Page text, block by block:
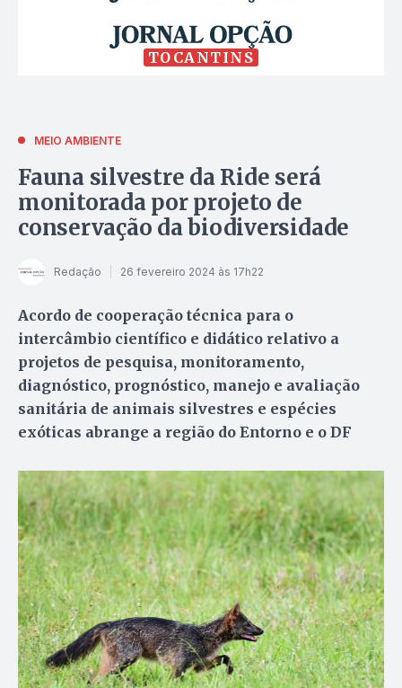
TOCANTINS
MEIO AMBIENTE
Fauna silvestre da Ride será
monitorada por projeto de
conservação da biodiversidade
Redação 26 fevereiro 2024 às 17h22
Acordo de cooperação técnica para o
intercâmbio científico e didático relativo a
projetos de pesquisa, monitoramento,
diagnóstico, prognóstico, manejo e avaliação
sanitária de animais silvestres e espécies
exóticas abrange a região do Entorno e o DF